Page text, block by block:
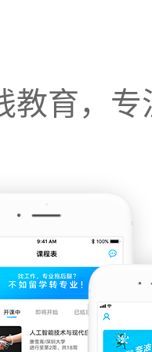
教育，